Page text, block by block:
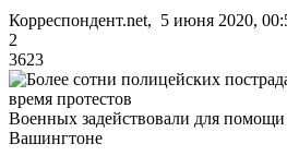
Корреспондент.net, 5 июня 2020,
2
3623
Военных задействовали для
Вашингтоне